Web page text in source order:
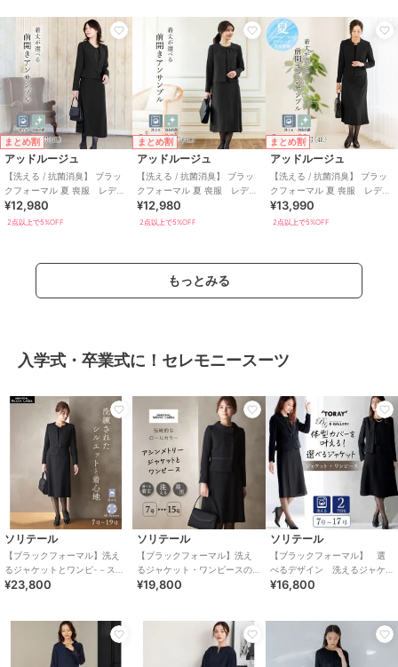
まとめ割
アッドルージュ
【洗える / 抗菌消臭】 ブラッ
クフォーマル 夏 喪服 レディ
ース 着丈が選べる 5号～23
号
¥12,980
2点以上で5%OFF
まとめ割
アッドルージュ
【洗える / 抗菌消臭】 ブラッ
クフォーマル 夏 喪服 レディ
ース 着丈が選べる 5号～23
号
¥12,980
2点以上で5%OFF
まとめ割
アッドルージュ
【洗える / 抗菌消臭】 ブラッ
クフォーマル 夏 喪服 レディ
ース 着丈が選べる 5号～23
号
¥13,990
2点以上で5%OFF
もっとみる
入学式・卒業式に！セレモニースーツ
ソリテール
【ブラックフォーマル】洗え
るジャケットとワンピ-－スの
アンサンブル/喪服/礼服/卒業
¥23,800
ソリテール
【ブラックフォーマル】洗え
るジャケット・ワンピースの
アンサンブル/喪服/礼服/卒業
¥19,800
ソリテール
【ブラックフォーマル】 選
べるデザイン 洗えるジャケ
ット・ワンピースアンサンブ
¥16,800